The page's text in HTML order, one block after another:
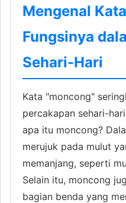
Mengenal
Fungsinya
Sehari-Hari
Kata "moncong"
percakapan sehari-
apa itu moncong?
merujuk pada mulut
memanjang, seperti
Selain itu, moncong
bagian benda yang